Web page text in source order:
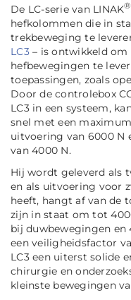
De LC-serie van LINAK®
hefkolommen die in
trekbeweging te
LC3– is ontwikkeld om
hefbewegingen te
toepassingen, zoals
Door de controlebox
LC3 in een systeem,
snel met een
uitvoering van 6000 N
van 4000 N.
Hij wordt geleverd als
en als uitvoering voor
heeft, hangt af van de
zijn in staat om tot
bij duwbewegingen en
een veiligheidsfactor
LC3 een uiterst solide
chirurgie en
kleinste bewegingen